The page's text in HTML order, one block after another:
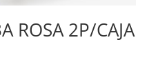
ROSA 2P/CAJA